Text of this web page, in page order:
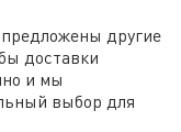
другие
доставки
и мы
выбор для